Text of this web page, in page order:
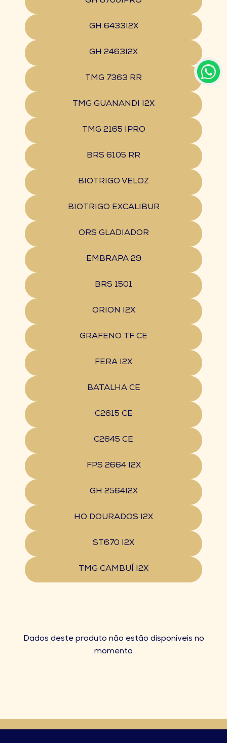
GH 6433I2X
GH 2463I2X
TMG 7363 RR
TMG GUANANDI I2X
TMG 2165 IPRO
BRS 6105 RR
BIOTRIGO VELOZ
BIOTRIGO EXCALIBUR
ORS GLADIADOR
EMBRAPA 29
BRS 1501
ORION I2X
GRAFENO TF CE
FERA I2X
BATALHA CE
C2615 CE
C2645 CE
FPS 2664 I2X
GH 2564I2X
HO DOURADOS I2X
ST670 I2X
TMG CAMBUÍ I2X
Dados deste produto não estão disponíveis no
momento